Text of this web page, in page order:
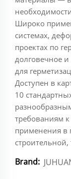
Широко
системах,
проектах по
долговечное
для
Доступен в
10
требованиям
применения в
Brand: